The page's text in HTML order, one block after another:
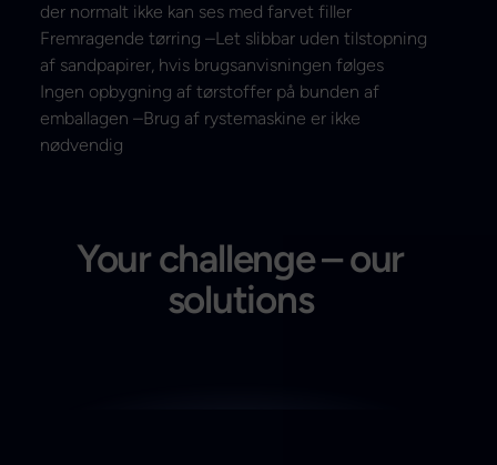
der normalt ikke kan ses med farvet filler
Fremragende tørring –Let slibbar uden tilstopning
af sandpapirer, hvis brugsanvisningen følges
Ingen opbygning af tørstoffer på bunden af
emballagen –Brug af rystemaskine er ikke
nødvendig
Your challenge – our
solutions